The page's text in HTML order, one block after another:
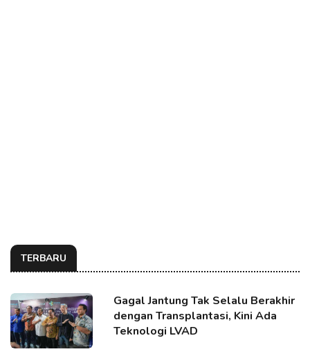
TERBARU
Gagal Jantung Tak Selalu Berakhir
dengan Transplantasi, Kini Ada
Teknologi LVAD